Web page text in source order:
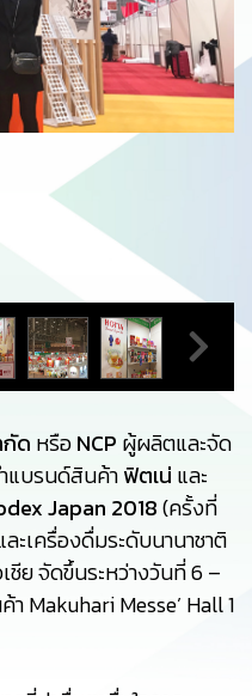
กัด หรือNCP ผู้ผลิตและจัด
แบรนด์สินค้าฟิตเน่ และ
Japan 2018(ครั้งที่
ะเครื่องดื่มระดับนานาชาติ
ย จัดขึ้นระหว่างวันที่ 6 –
Makuhari Messe’ Hall 1